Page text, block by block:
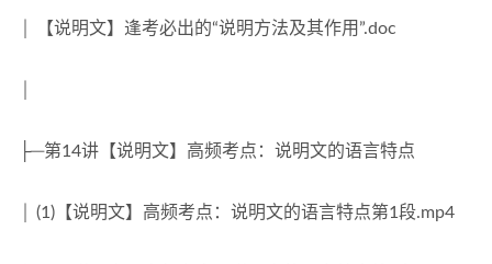
│ 【说明文】逢考必出的“说明方法及其作用”.doc
├─第14讲【说明文】高频考点：说明文的语言特点
│ (1)【说明文】高频考点：说明文的语言特点第1段.mp4